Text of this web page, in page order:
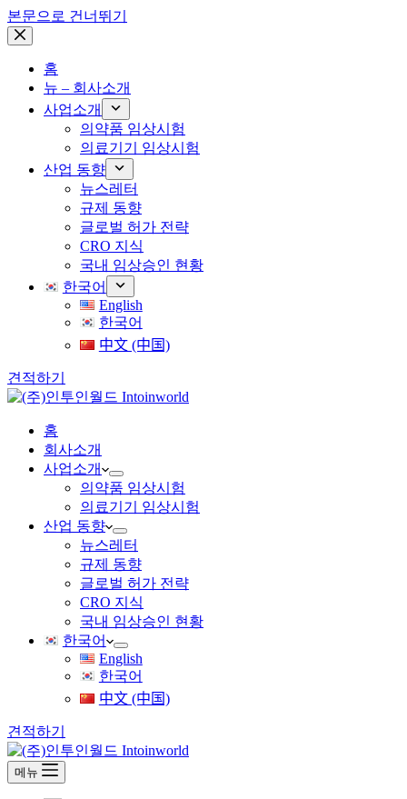
본문으로 건너뛰기
홈
뉴 – 회사소개
사업소개
의약품 임상시험
의료기기 임상시험
산업 동향
뉴스레터
규제 동향
글로벌 허가 전략
CRO 지식
국내 임상승인 현황
한국어
English
한국어
中文 (中国)
견적하기
홈
회사소개
사업소개
의약품 임상시험
의료기기 임상시험
산업 동향
뉴스레터
규제 동향
글로벌 허가 전략
CRO 지식
국내 임상승인 현황
한국어
English
한국어
中文 (中国)
견적하기
메뉴